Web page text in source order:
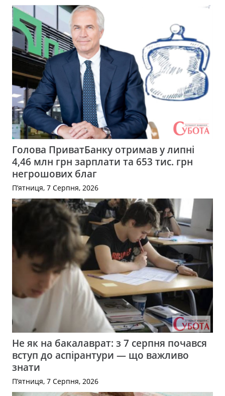
Голова ПриватБанку отримав у липні
4,46 млн грн зарплати та 653 тис. грн
негрошових благ
П’ятниця, 7 Серпня, 2026
Не як на бакалаврат: з 7 серпня почався
вступ до аспірантури — що важливо
знати
П’ятниця, 7 Серпня, 2026